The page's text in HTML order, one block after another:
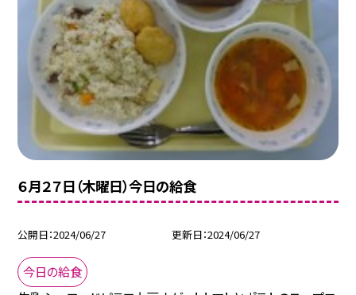
６月２７日（木曜日）今日の給食
公開日 2024/06/27 更新日 2024/06/27
今日の給食